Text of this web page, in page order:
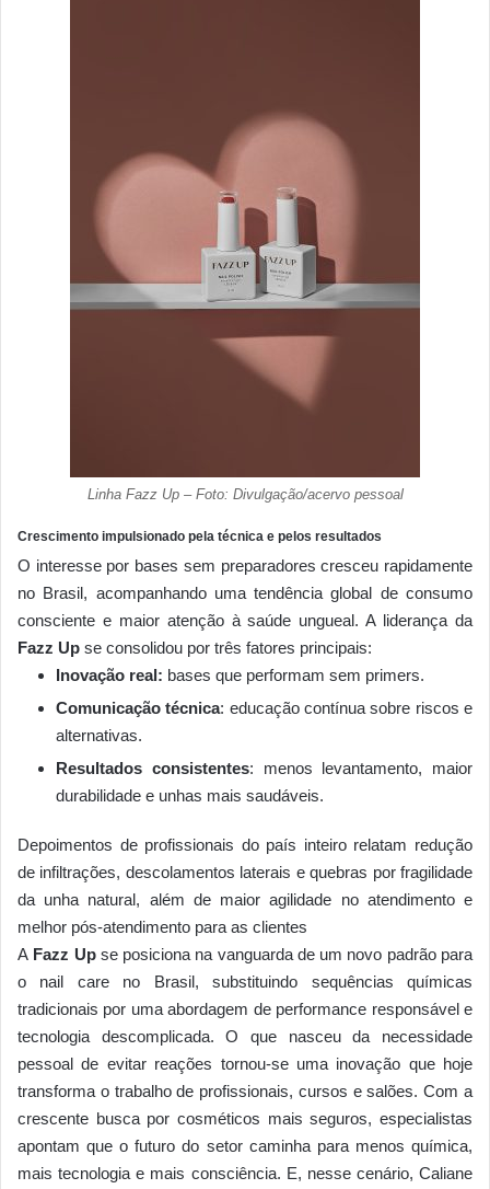
Linha Fazz Up – Foto: Divulgação/acervo pessoal
Crescimento impulsionado pela técnica e pelos resultados
O interesse por bases sem preparadores cresceu rapidamente
no Brasil, acompanhando uma tendência global de consumo
consciente e maior atenção à saúde ungueal. A liderança da
Fazz Up se consolidou por três fatores principais:
Inovação real: bases que performam sem primers.
Comunicação técnica: educação contínua sobre riscos e
alternativas.
Resultados consistentes: menos levantamento, maior
durabilidade e unhas mais saudáveis.
Depoimentos de profissionais do país inteiro relatam redução
de infiltrações, descolamentos laterais e quebras por fragilidade
da unha natural, além de maior agilidade no atendimento e
melhor pós-atendimento para as clientes
A Fazz Upse posiciona na vanguarda de um novo padrão para
o nail care no Brasil, substituindo sequências químicas
tradicionais por uma abordagem de performance responsável e
tecnologia descomplicada. O que nasceu da necessidade
pessoal de evitar reações tornou-se uma inovação que hoje
transforma o trabalho de profissionais, cursos e salões. Com a
crescente busca por cosméticos mais seguros, especialistas
apontam que o futuro do setor caminha para menos química,
mais tecnologia e mais consciência. E, nesse cenário, Caliane